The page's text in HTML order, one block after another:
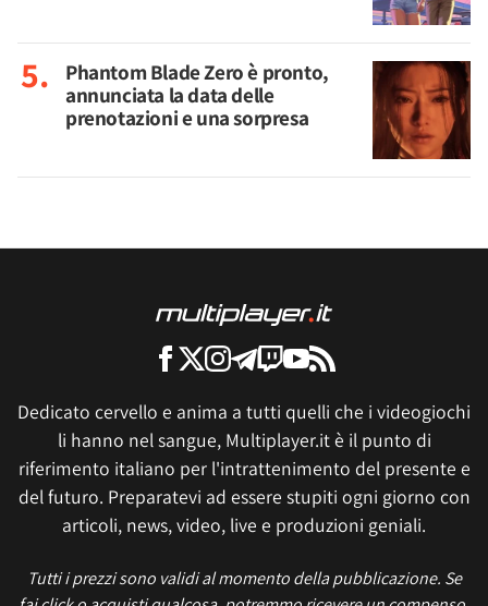
Phantom Blade Zero è pronto,
annunciata la data delle
prenotazioni e una sorpresa
Dedicato cervello e anima a tutti quelli che i videogiochi
li hanno nel sangue, Multiplayer.it è il punto di
riferimento italiano per l'intrattenimento del presente e
del futuro. Preparatevi ad essere stupiti ogni giorno con
articoli, news, video, live e produzioni geniali.
Tutti i prezzi sono validi al momento della pubblicazione. Se